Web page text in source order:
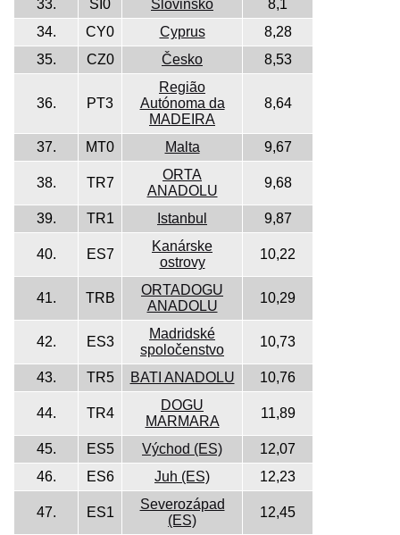
33. SI0 Slovinsko
8,1
34.
CY0 Cyprus
8,28
35.
CZ0 Česko 8,53
36. PT3
Região
Autónoma da
MADEIRA
8,64
37. MT0 Malta 9,67
38. TR7
ORTA
ANADOLU
9,68
39. TR1 Istanbul 9,87
40. ES7
Kanárske
ostrovy
10,22
41. TRB
ORTADOGU
ANADOLU
10,29
42. ES3
Madridské
spoločenstvo
10,73
43. TR5 BATI ANADOLU 10,76
44. TR4
DOGU
MARMARA
11,89
45. ES5 Východ (ES)
12,07
46.
ES6 Juh (ES) 12,23
47. ES1
Severozápad
(ES)
12,45